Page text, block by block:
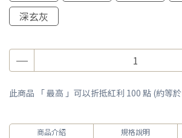
深玄灰
此商品 「 最高 」可以折抵紅利 100 點 (約等於
商品介紹 規格說明